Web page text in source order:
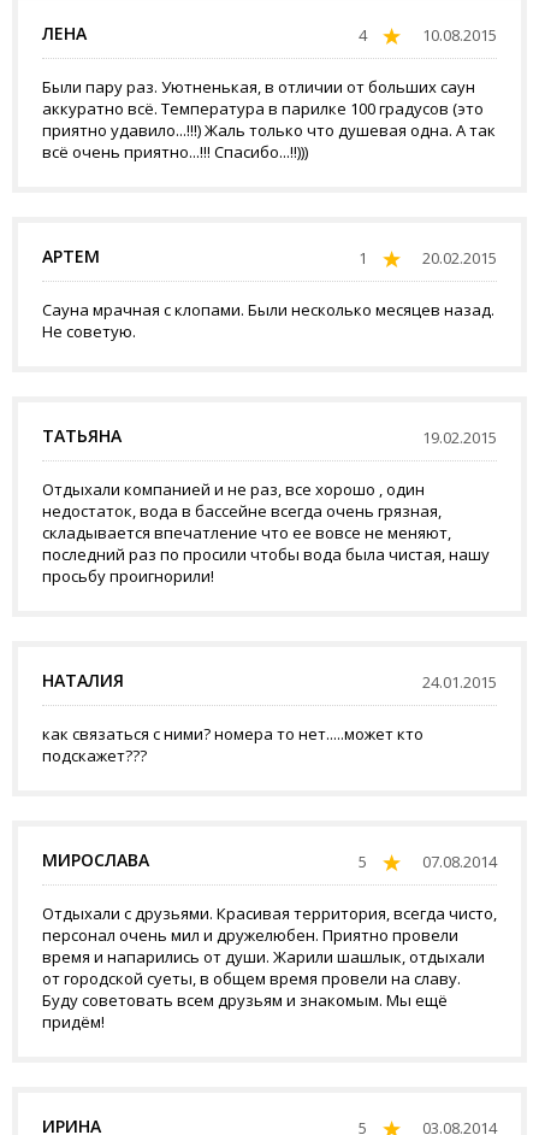
ЛЕНА 4 10.08.2015
Были пару раз. Уютненькая, в отличии от больших саун
аккуратно всё. Температура в парилке 100 градусов (это
приятно удавило...!!!) Жаль только что душевая одна. А так
всё очень приятно...!!! Спасибо...!!)))
АРТЕМ 1 20.02.2015
Сауна мрачная с клопами. Были несколько месяцев назад.
Не советую.
ТАТЬЯНА 19.02.2015
Отдыхали компанией и не раз, все хорошо , один
недостаток, вода в бассейне всегда очень грязная,
складывается впечатление что ее вовсе не меняют,
последний раз по просили чтобы вода была чистая, нашу
просьбу проигнорили!
НАТАЛИЯ 24.01.2015
как связаться с ними? номера то нет.....может кто
подскажет???
МИРОСЛАВА 5 07.08.2014
Отдыхали с друзьями. Красивая территория, всегда чисто,
персонал очень мил и дружелюбен. Приятно провели
время и напарились от души. Жарили шашлык, отдыхали
от городской суеты, в общем время провели на славу.
Буду советовать всем друзьям и знакомым. Мы ещё
придём!
ИРИНА 5 03.08.2014